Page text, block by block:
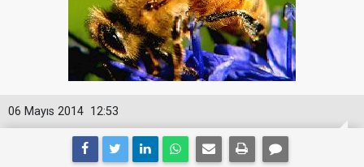
12:53
06 Mayıs 2014